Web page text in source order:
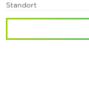
Standort